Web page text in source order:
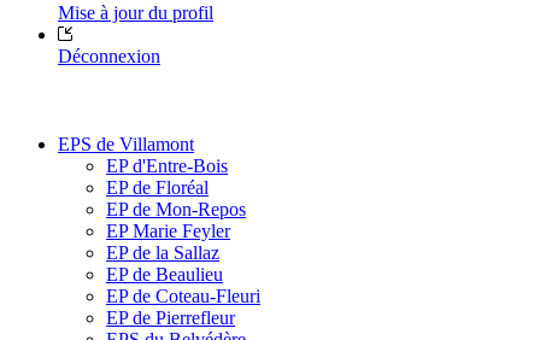
Mise à jour du profil
Déconnexion
EPS de Villamont
EP d'Entre-Bois
EP de Floréal
EP de Mon-Repos
EP Marie Feyler
EP de la Sallaz
EP de Beaulieu
EP de Coteau-Fleuri
EP de Pierrefleur